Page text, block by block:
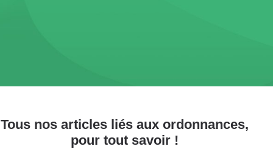
Tous nos articles liés aux ordonnances,
pour tout savoir !